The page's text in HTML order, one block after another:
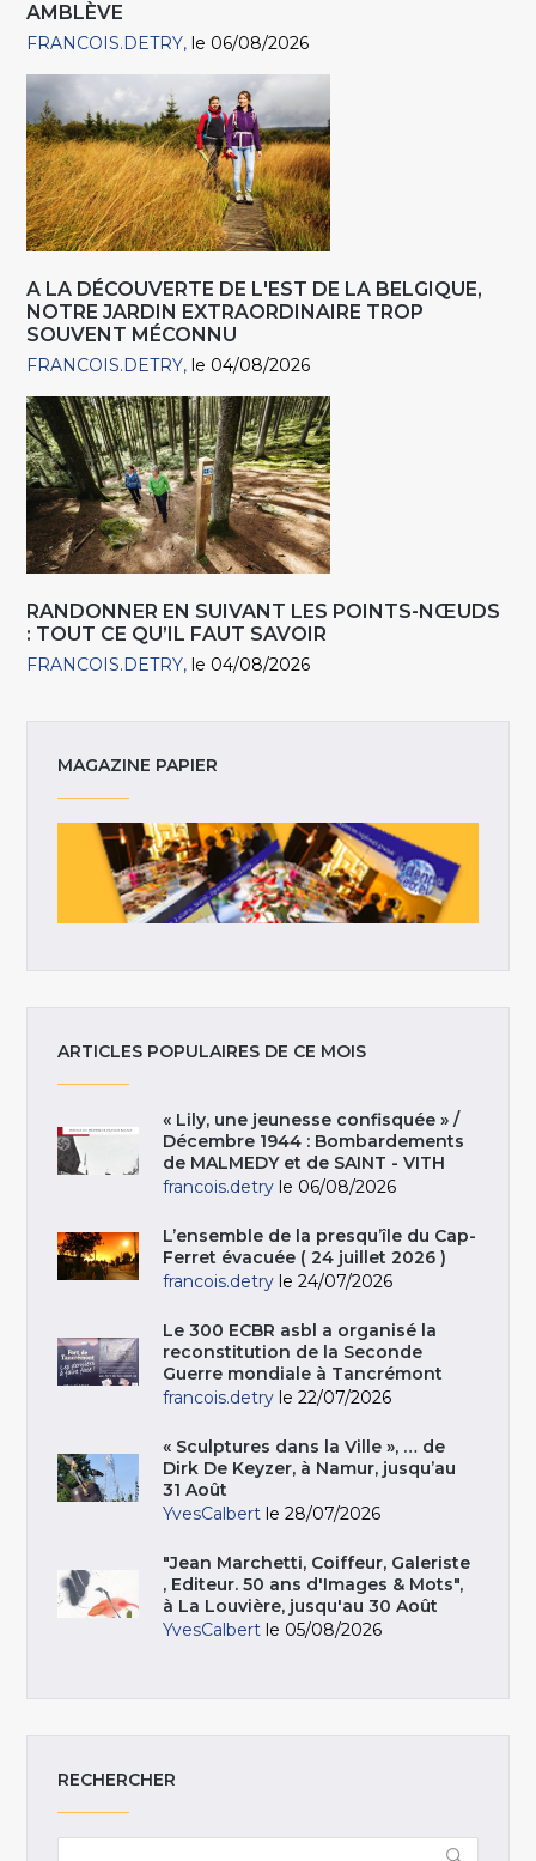
AMBLÈVE
FRANCOIS.DETRY le 06/08/2026
A LA DÉCOUVERTE DE L'EST DE LA BELGIQUE,
NOTRE JARDIN EXTRAORDINAIRE TROP
SOUVENT MÉCONNU
FRANCOIS.DETRY le 04/08/2026
RANDONNER EN SUIVANT LES POINTS-NŒUDS
: TOUT CE QU’IL FAUT SAVOIR
FRANCOIS.DETRY le 04/08/2026
MAGAZINE PAPIER
ARTICLES POPULAIRES DE CE MOIS
« Lily, une jeunesse confisquée » /
Décembre 1944 : Bombardements
de MALMEDY et de SAINT - VITH
francois.detry le 06/08/2026
L’ensemble de la presqu’île du Cap-
Ferret évacuée ( 24 juillet 2026 )
francois.detry le 24/07/2026
Le 300 ECBR asbl a organisé la
reconstitution de la Seconde
Guerre mondiale à Tancrémont
francois.detry le 22/07/2026
« Sculptures dans la Ville », … de
Dirk De Keyzer, à Namur, jusqu’au
31 Août
YvesCalbert le 28/07/2026
"Jean Marchetti, Coiffeur, Galeriste
, Editeur. 50 ans d'Images & Mots",
à La Louvière, jusqu'au 30 Août
YvesCalbert le 05/08/2026
RECHERCHER